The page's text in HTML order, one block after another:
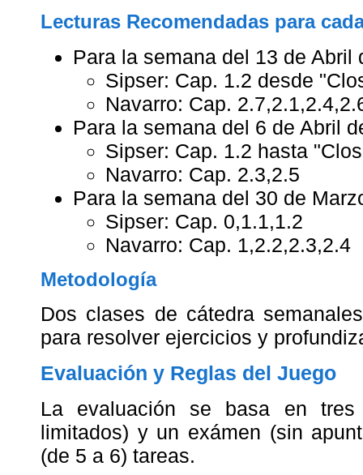
Lecturas Recomendadas para
Para la semana del 13 de Abril
Sipser: Cap. 1.2 desde
Navarro: Cap.
Para la semana del 6 de Abril
Sipser: Cap. 1.2 hasta
Navarro: Cap. 2.3,2.5
Para la semana del 30 de
Sipser: Cap. 0,1.1,1.2
Navarro: Cap. 1,2.2,2.3,2.4
Metodología
Dos clases de cátedra
para resolver ejercicios y
Evaluación y Reglas del Juego
La evaluación se basa en tres
limitados) y un exámen (sin
(de 5 a 6) tareas.